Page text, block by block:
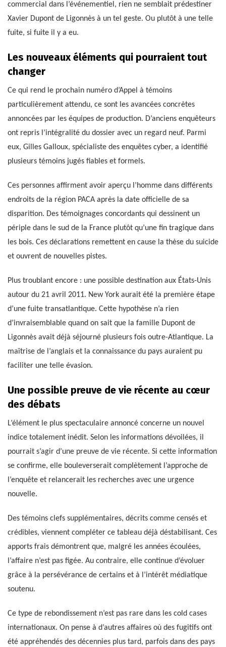
commercial dans l’événementiel, rien ne semblait prédestiner
Xavier Dupont de Ligonnès à un tel geste. Ou plutôt à une telle
fuite, si fuite il y a eu.
Les nouveaux éléments qui pourraient tout
changer
Ce qui rend le prochain numéro d’Appel à témoins
particulièrement attendu, ce sont les avancées concrètes
annoncées par les équipes de production. D’anciens enquêteurs
ont repris l’intégralité du dossier avec un regard neuf. Parmi
eux, Gilles Galloux, spécialiste des enquêtes cyber, a identifié
plusieurs témoins jugés fiables et formels.
Ces personnes affirment avoir aperçu l’homme dans différents
endroits de la région PACA après la date officielle de sa
disparition. Des témoignages concordants qui dessinent un
périple dans le sud de la France plutôt qu’une fin tragique dans
les bois. Ces déclarations remettent en cause la thèse du suicide
et ouvrent de nouvelles pistes.
Plus troublant encore : une possible destination aux États-Unis
autour du 21 avril 2011. New York aurait été la première étape
d’une fuite transatlantique. Cette hypothèse n’a rien
d’invraisemblable quand on sait que la famille Dupont de
Ligonnès avait déjà séjourné plusieurs fois outre-Atlantique. La
maîtrise de l’anglais et la connaissance du pays auraient pu
faciliter une telle évasion.
Une possible preuve de vie récente au cœur
des débats
L’élément le plus spectaculaire annoncé concerne un nouvel
indice totalement inédit. Selon les informations dévoilées, il
pourrait s’agir d’une preuve de vie récente. Si cette information
se confirme, elle bouleverserait complètement l’approche de
l’enquête et relancerait les recherches avec une urgence
nouvelle.
Des témoins clefs supplémentaires, décrits comme censés et
crédibles, viennent compléter ce tableau déjà déstabilisant. Ces
apports frais démontrent que, malgré les années écoulées,
l’affaire n’est pas figée. Au contraire, elle continue d’évoluer
grâce à la persévérance de certains et à l’intérêt médiatique
soutenu.
Ce type de rebondissement n’est pas rare dans les cold cases
internationaux. On pense à d’autres affaires où des fugitifs ont
été appréhendés des décennies plus tard, parfois dans des pays